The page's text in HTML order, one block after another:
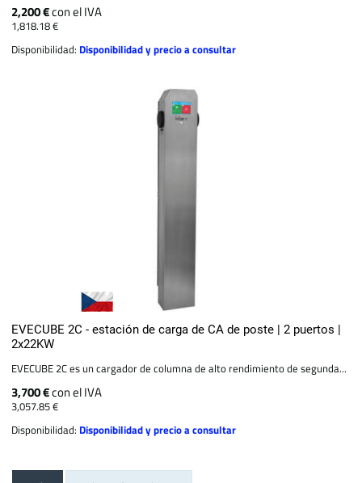
2,200 €con el IVA
1,818.18 €
Disponibilidad: Disponibilidad y precio a consultar
EVECUBE 2C - estación de carga de CA de poste | 2 puertos |
2x22KW
EVECUBE 2C es un cargador de columna de alto rendimiento de segunda...
3,700 €con el IVA
3,057.85 €
Disponibilidad: Disponibilidad y precio a consultar